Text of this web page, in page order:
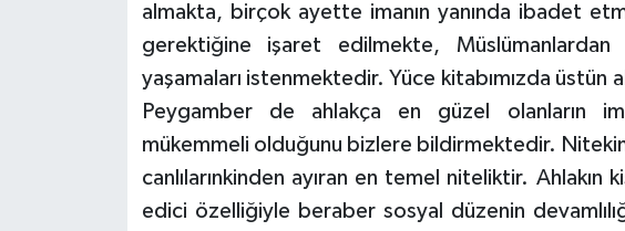
almakta, birçok ayette imanın yanında ibadet
gerektiğine işaret edilmekte,
yaşamaları istenmektedir. Yüce kitabımızda üstün
Peygamber de ahlakça en güzel olanların
mükemmeli olduğunu bizlere bildirmektedir.
canlılarınkinden ayıran en temel niteliktir. Ahlakın
edici özelliğiyle beraber sosyal düzenin
Karaman Müftülüğü
Kars Müftülüğü
Kayseri Müftülüğü